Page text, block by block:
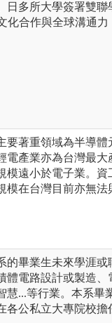
日多所大學簽署雙聯
化合作與全球溝通力
要著重領域為半導體
電產業亦為台灣最大
模遠小於電子業。資
模在台灣目前亦無法
的畢業生未來學涯或
體電路設計或製造、
慧...等行業。本系畢
各公私立大專院校擔